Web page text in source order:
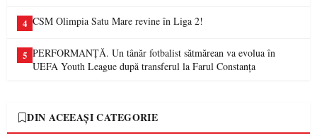
4 CSM Olimpia Satu Mare revine în Liga 2!
5 PERFORMANȚĂ. Un tânăr fotbalist sătmărean va evolua în
UEFA Youth League după transferul la Farul Constanța
DIN ACEEAȘI CATEGORIE